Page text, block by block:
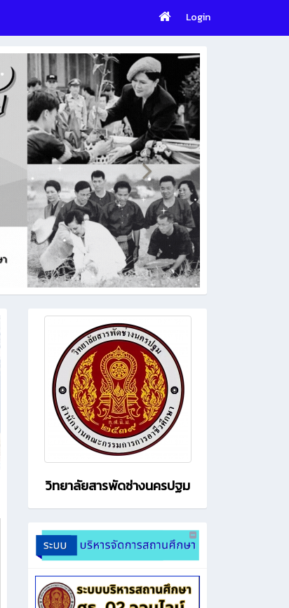
Login
วิทยาลัยสารพัดช่างนครปฐม